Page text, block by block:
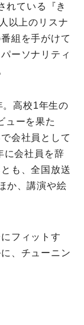
れている『き
以上のリスナ
組を手がけて
ーソナリティ
高校1年生の
ューを果た
会社員として
に会社員を辞
も、全国放送
か、講演や絵
フィットす
、チューニン